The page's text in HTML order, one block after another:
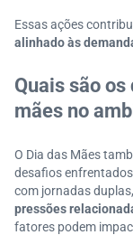
Essas ações
alinhado às
Quais são
mães no
O Dia das Mães
desafios
com jornadas
pressões
fatores podem